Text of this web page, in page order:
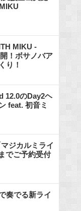
MIKU -
！ボサノバア
り！
12.0のDay2ヘ
feat. 初音ミ
ジカルミライ
でご予約受付
奏でる新ライ